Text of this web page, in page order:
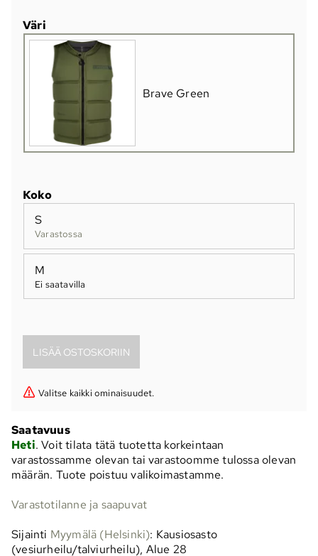
Väri
Brave Green
Koko
S
Varastossa
M
Ei saatavilla
Valitse kaikki ominaisuudet.
Saatavuus
Heti. Voit tilata tätä tuotetta korkeintaan
varastossamme olevan tai varastoomme tulossa olevan
määrän. Tuote poistuu valikoimastamme.
Varastotilanne ja saapuvat
Sijainti Myymälä (Helsinki): Kausiosasto
(vesiurheilu/talviurheilu), Alue 28